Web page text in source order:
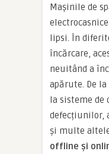
Mașinile de
lipsi. În
încărcare,
neuitând a
apărute. De
la sisteme de
defecțiunilor,
și multe
offline și